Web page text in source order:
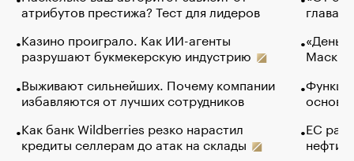
атрибутов престижа? Тест для лидеров
Казино проиграло. Как ИИ-агенты
разрушают букмекерскую индустрию
Выживают сильнейших. Почему компании
избавляются от лучших сотрудников
Как банк Wildberries резко нарастил
кредиты селлерам до атак на склады
глава
Маск в
основ
ЕС
нефти